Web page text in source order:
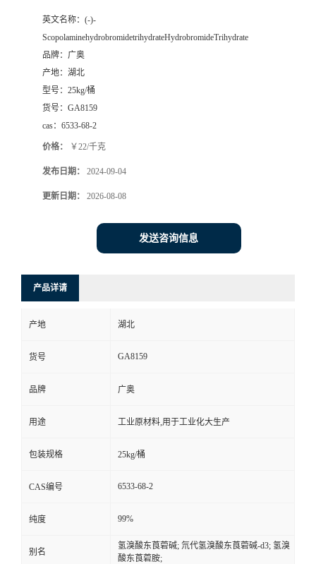
英文名称： (-)-
ScopolaminehydrobromidetrihydrateHydrobromideTrihydrate
品牌： 广奥
产地： 湖北
型号： 25kg/桶
货号： GA8159
cas： 6533-68-2
价格： ￥22/千克
发布日期： 2024-09-04
更新日期： 2026-08-08
发送咨询信息
产品详请
产地 湖北
货号 GA8159
品牌 广奥
用途 工业原材料,用于工业化大生产
包装规格 25kg/桶
CAS编号 6533-68-2
纯度 99%
别名
氢溴酸东莨菪碱; 氘代氢溴酸东莨菪碱-d3; 氢溴
酸东莨菪胺;